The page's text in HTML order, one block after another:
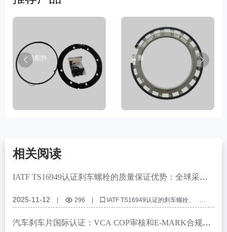
安装配件 齿圈
相关阅读
IATF TS16949认证刹车螺栓的质量保证优势：全球采购
2025-11-12 | 296 |
IATF TS16949认证的刹车螺栓
汽车制动系统零部件
耐腐蚀刹车紧固件
R90 E-mark 认证
防锈包装技术
汽车刹车片国际认证：VCA COP审核和E-MARK合规性